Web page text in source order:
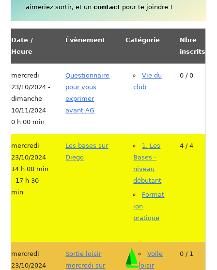
aimeriez sortir, et uncontact pour te joindre !
Date /
Heure
Évènement Catégorie
Nbre
inscrits
mercredi
23/10/2024 -
dimanche
10/11/2024
0 h 00 min
Questionnaire
pour vous
exprimer
avant AG
Vie du
club
0 / 0
mercredi
23/10/2024
14 h 00 min
- 17 h 30
min
Les bases sur
Diego
1. Les
Bases -
niveau
débutant
Format
ion
pratique
4 / 4
mercredi
23/10/2024
Sortie loisir
mercredi sur
Voile
loisir
0 / 1